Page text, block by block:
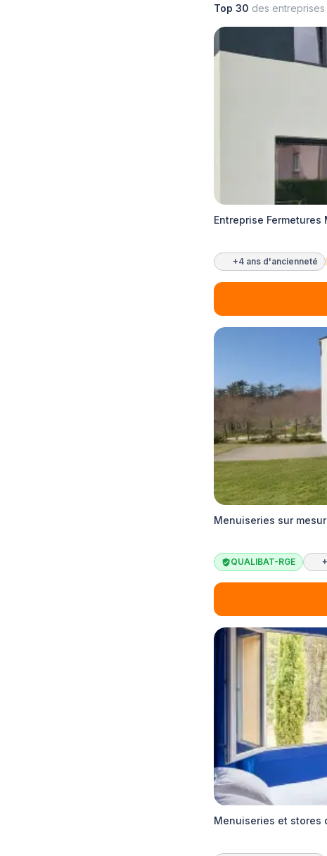
Top 30 des
Entreprise Fermetures
+4 ans d'ancienneté
Menuiseries sur
QUALIBAT-RGE
Menuiseries et stores